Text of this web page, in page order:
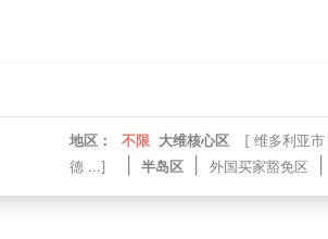
地区： 不限 大维核心区 [ 维多利亚市
德 ...] 半岛区 外国买家豁免区